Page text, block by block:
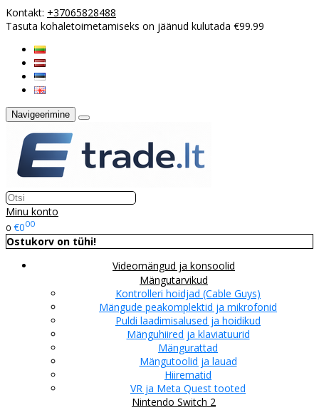
Kontakt: +37065828488
Tasuta kohaletoimetamiseks on jäänud kulutada €99.99
Navigeerimine
Minu konto
0 €000
Ostukorv on tühi!
Videomängud ja konsoolid
Mängutarvikud
Kontrolleri hoidjad (Cable Guys)
Mängude peakomplektid ja mikrofonid
Puldi laadimisalused ja hoidikud
Mänguhiired ja klaviatuurid
Mängurattad
Mängutoolid ja lauad
Hiirematid
VR ja Meta Quest tooted
Nintendo Switch 2